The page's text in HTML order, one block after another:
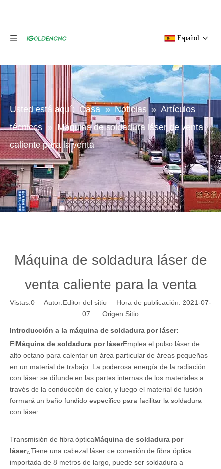
Español
Usted está aquí: Casa » Noticias » Artículos
técnicos » Máquina de soldadura láser de venta
caliente para la venta
Máquina de soldadura láser de
venta caliente para la venta
Vistas:0 Autor:Editor del sitio Hora de publicación: 2021-07-
07 Origen:Sitio
Introducción a la máquina de soldadura por láser:
ElMáquina de soldadura por láserEmplea el pulso láser de
alto octano para calentar un área particular de áreas pequeñas
en un material de trabajo. La poderosa energía de la radiación
con láser se difunde en las partes internas de los materiales a
través de la conducción de calor, y luego el material de fusión
formará un baño fundido específico para facilitar la soldadura
con láser.
Transmisión de fibra ópticaMáquina de soldadura por
láser¿Tiene una cabezal láser de conexión de fibra óptica
importada de 8 metros de largo, puede ser soldadura a